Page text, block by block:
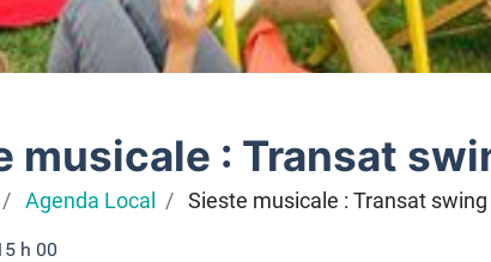
musicale : Transat
Agenda Local Sieste musicale : Transat swing
h 00